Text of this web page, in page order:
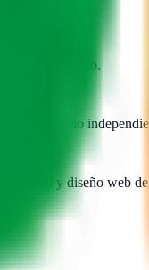
Sin registro.
Directorio
digital y diseño web